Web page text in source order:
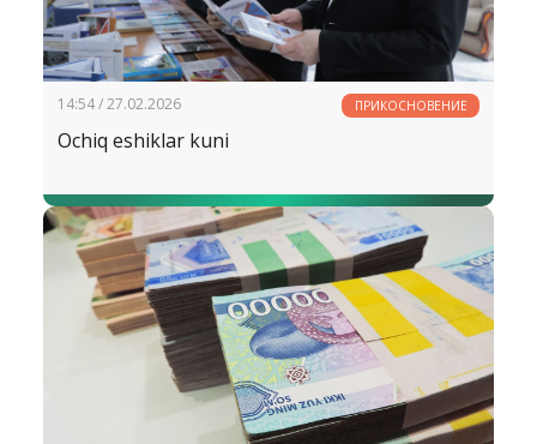
14:54 / 27.02.2026 ПРИКОСНОВЕНИЕ
Ochiq eshiklar kuni